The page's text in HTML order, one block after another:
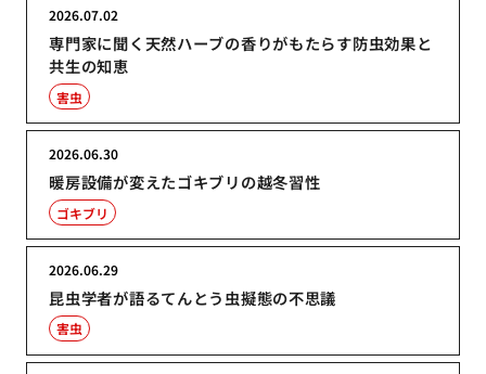
専門家に聞く天然ハーブの香りがもたらす防虫効果と
共生の知恵
2026.07.02
害虫
暖房設備が変えたゴキブリの越冬習性
2026.06.30
ゴキブリ
昆虫学者が語るてんとう虫擬態の不思議
2026.06.29
害虫